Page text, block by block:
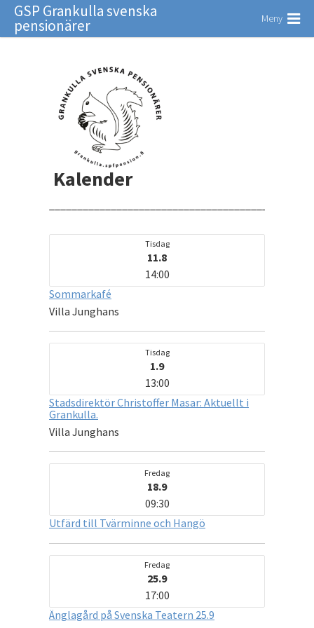
GSP Grankulla svenska
pensionärer Meny
Kalender
Tisdag
11.8
14:00
Sommarkafé
Villa Junghans
Tisdag
1.9
13:00
Stadsdirektör Christoffer Masar: Aktuellt i
Grankulla.
Villa Junghans
Fredag
18.9
09:30
Utfärd till Tvärminne och Hangö
Fredag
25.9
17:00
Änglagård på Svenska Teatern 25.9